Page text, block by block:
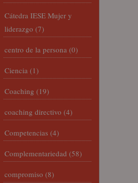
Cátedra IESE Mujer y
liderazgo (7)
centro de la persona (0)
Ciencia (1)
Coaching (19)
coaching directivo (4)
Competencias (4)
Complementariedad (58)
compromiso (8)